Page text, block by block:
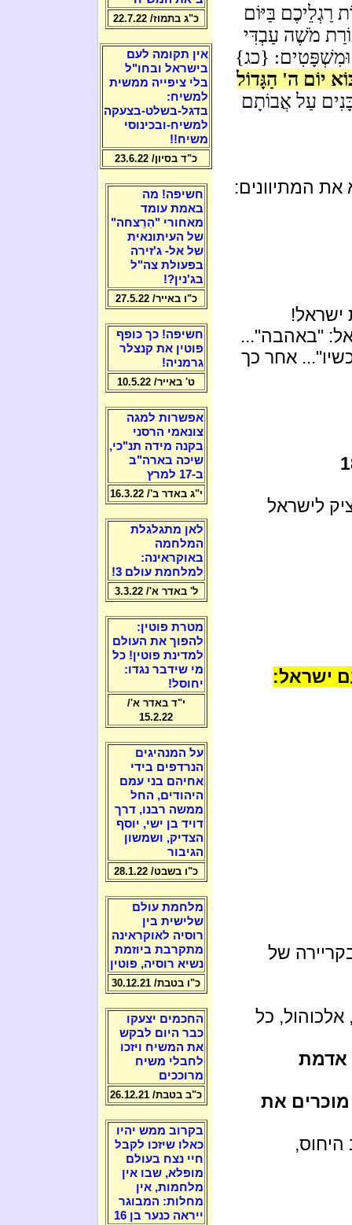
רַגְלֵיכֶם בַּיּוֹם
מֹשֶׁה עַבְדִּי
וּמִשְׁפָּטִים: {כג}
יוֹם ה' הַגָּדוֹל
עַל אֲבוֹתָם
המתיוונים:
"באהבה"...
אחר כך
לישראל
ישראל:
של
כל
אדמת
את
כ"ג בתמוז/ 22.7.22
אין תקומה לעם
בישראל ובחו"ל
בלי ציפייה ממשית
למשיח:
בדגל-בשלט-בצעקה
למשיח-ובכינוסי
משיח!!
כ"ד בסיון/ 23.6.22
חשיפה! מה
באמת עומד
מאחורי "הֵרַצחה"
של העיתונאית
של אל- ג'זירה
בפעולת צה"ל
בג'נין?!
כ"ו באייר/ 27.5.22
חשיפה! כך כופף
פוטין את קנצלר
גרמניה!
ט' באייר/ 10.5.22
אפשרות למגה
צונאמי הרסני
בקנה מידה תנ"כי,
שיכה בארה"ב
ב-17 למרץ
י"ג באדר ב'/ 16.3.22
לאן מתגלגלת
המלחמה
באוקראינה:
למלחמת עולם 3!
ל' באדר א'/ 3.3.22
מטרת פוטין:
להפוך את העולם
למדינת פוטין! כל
מי שידבר נגדו:
יחוסל!
י"ד באדר א'/
15.2.22
על המנהיגים
הנרדפים בידי
אחיהם בני עמם
היהודים, החל
ממשה רבנו, דרך
דויד בן ישי, יוסף
הצדיק, ושמשון
הגיבור
כ"ו בשבט/ 28.1.22
מלחמת עולם
שלישית בין
רוסיה לאוקראינה
מתקרבת ביוזמת
נשיא רוסיה, פוטין
כ"ו בטבת/ 30.12.21
החכמים יצעקו
כבר היום לבקש
את המשיח ויזכו
לחבלי משיח
מרוככים
כ"ב בטבת/ 26.12.21
בקרוב ממש יהיו
כאלו שיזכו לקבל
חיי נצח בעולם
מופלא, שבו אין
מלחמות, אין
מחלות: המבוגר
ייראה כנער בן 16